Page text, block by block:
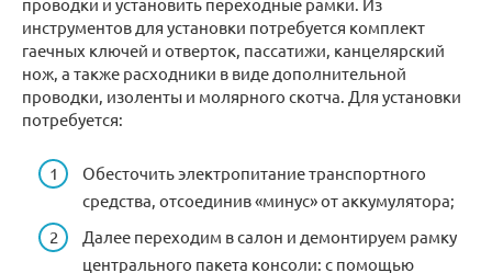
инструментов для установки потребуется комплект
гаечных ключей и отверток, пассатижи, канцелярский
нож, а также расходники в виде дополнительной
проводки, изоленты и молярного скотча. Для установки
потребуется:
Обесточить электропитание транспортного
средства, отсоединив «минус» от аккумулятора;
Далее переходим в салон и демонтируем рамку
центрального пакета консоли: с помощью